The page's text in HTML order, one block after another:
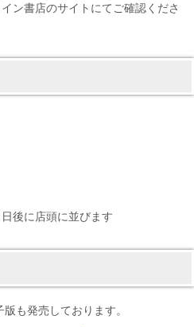
ン書店のサイトにてご確認くださ
後に店頭に並びます
も発売しております。